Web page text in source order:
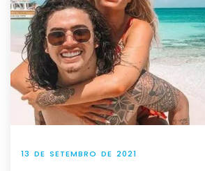
13 DE SETEMBRO DE 2021